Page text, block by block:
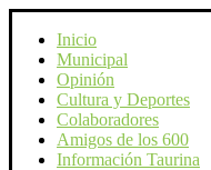
Inicio
Municipal
Opinión
Cultura y Deportes
Colaboradores
Amigos de los 600
Información Taurina